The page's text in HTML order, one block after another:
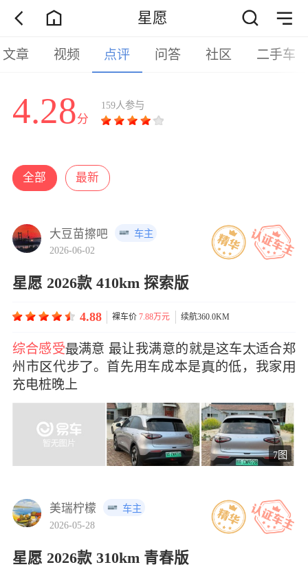
星愿
文章 视频 点评 问答 社区 二手车
4.28分
159人参与
全部 最新
大豆苗擦吧
车主
2026-06-02
星愿 2026款 410km 探索版
4.88 裸车价7.88万元 续航360.0KM
综合感受满意 最让我满意的就这车适合郑
州市代步。首先用车成本是的低，我家
充电桩晚上
7图
美瑞柠檬
车主
2026-05-28
星愿 2026款 310km 青春版